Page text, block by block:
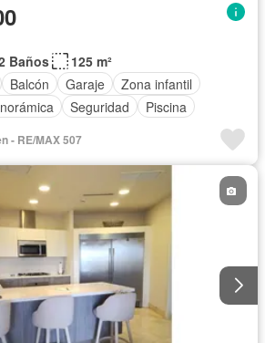
Baños
125 m²
Balcón Garaje
Zona infantil
Seguridad Piscina
- RE/MAX 507